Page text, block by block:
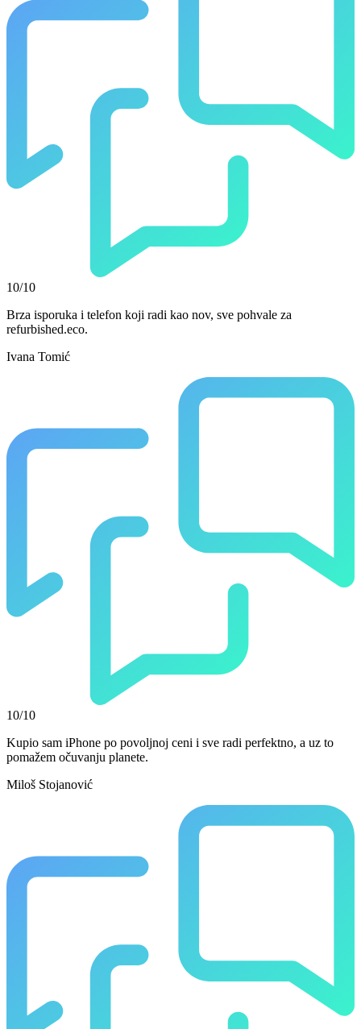
10/10
Brza isporuka i telefon koji radi kao nov, sve pohvale za
refurbished.eco.
Ivana Tomić
10/10
Kupio sam iPhone po povoljnoj ceni i sve radi perfektno, a uz to
pomažem očuvanju planete.
Miloš Stojanović